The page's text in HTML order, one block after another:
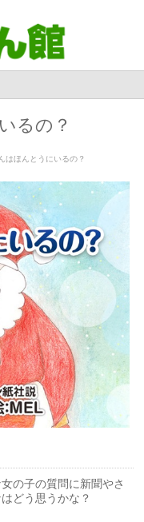
るの？
はほんとうにいるの？
の子の質問に新聞やさ
どう思うかな？